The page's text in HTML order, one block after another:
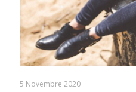
5 Novembre 2020